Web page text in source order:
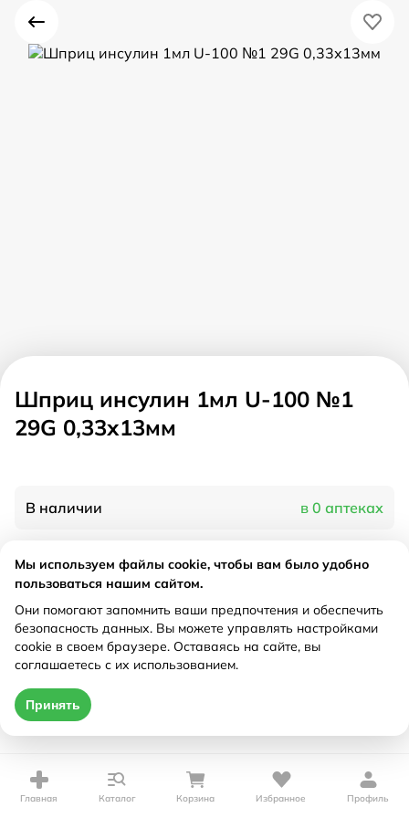
Шприц инсулин 1мл U-100 №1
29G 0,33х13мм
В наличии в 0 аптеках
Характеристики
Рецепт Не требуется
Цена действительна только при оформлении онлайн
Главная Каталог Корзина Избранное Профиль
Мы используем файлы cookie, чтобы вам было удобно
пользоваться нашим сайтом.
Они помогают запомнить ваши предпочтения и обеспечить
безопасность данных. Вы можете управлять настройками
cookie в своем браузере. Оставаясь на сайте, вы
соглашаетесь с их использованием.
Принять